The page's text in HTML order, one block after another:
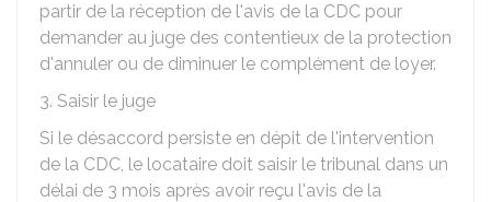
partir de la réception de l'avis de la CDC pour
demander au juge des contentieux de la protection
d'annuler ou de diminuer le complément de loyer.
3. Saisir le juge
Si le désaccord persiste en dépit de l'intervention
de la CDC, le locataire doit saisir le tribunal dans un
délai de 3 mois après avoir reçu l'avis de la